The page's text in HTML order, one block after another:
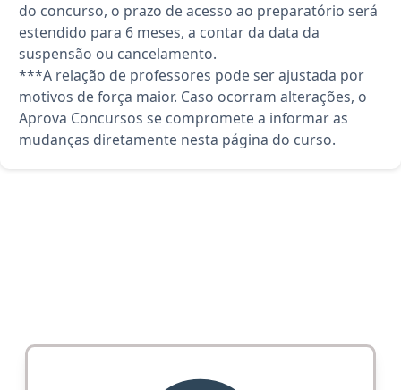
do concurso, o prazo de acesso ao preparatório será
estendido para 6 meses, a contar da data da
suspensão ou cancelamento.
***A relação de professores pode ser ajustada por
motivos de força maior. Caso ocorram alterações, o
Aprova Concursos se compromete a informar as
mudanças diretamente nesta página do curso.